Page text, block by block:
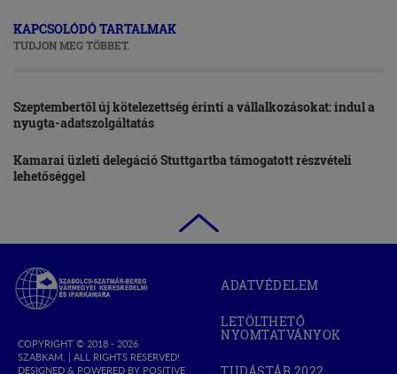
KAPCSOLÓDÓ TARTALMAK
TUDJON MEG TÖBBET.
Szeptembertől új kötelezettség érinti a vállalkozásokat: indul a
nyugta-adatszolgáltatás
Kamarai üzleti delegáció Stuttgartba támogatott részvételi
lehetőséggel
Szabolcs-
Szatmár-
Bereg
Kereskedelmi
és
COPYRIGHT © 2018 - 2026
SZABKAM. | ALL RIGHTS RESERVED!
DESIGNED & POWERED BY POSITIVE
ADATVÉDELEM
LETÖLTHETŐ
NYOMTATVÁNYOK